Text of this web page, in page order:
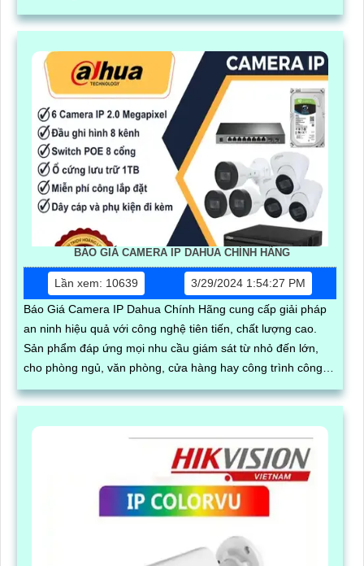
BÁO GIÁ CAMERA IP DAHUA CHÍNH HÃNG
Lần xem: 10639
3/29/2024 1:54:27 PM
Báo Giá Camera IP Dahua Chính Hãng cung cấp giải pháp
an ninh hiệu quả với công nghệ tiên tiến, chất lượng cao.
Sản phẩm đáp ứng mọi nhu cầu giám sát từ nhỏ đến lớn,
cho phòng ngủ, văn phòng, cửa hàng hay công trình công
cộng